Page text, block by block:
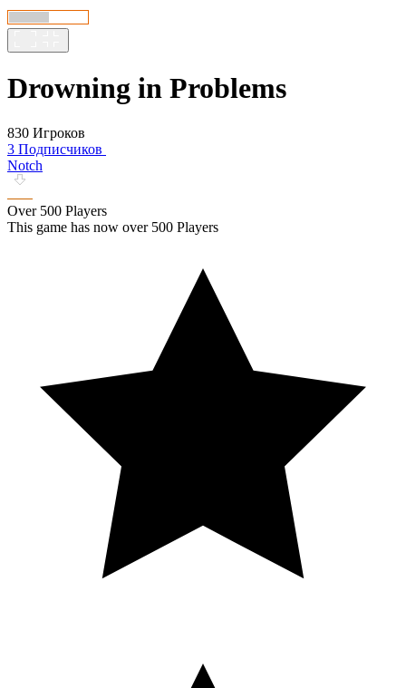
Drowning in Problems
830 Игроков
3 Подписчиков
Notch
Over 500 Players
This game has now over 500 Players